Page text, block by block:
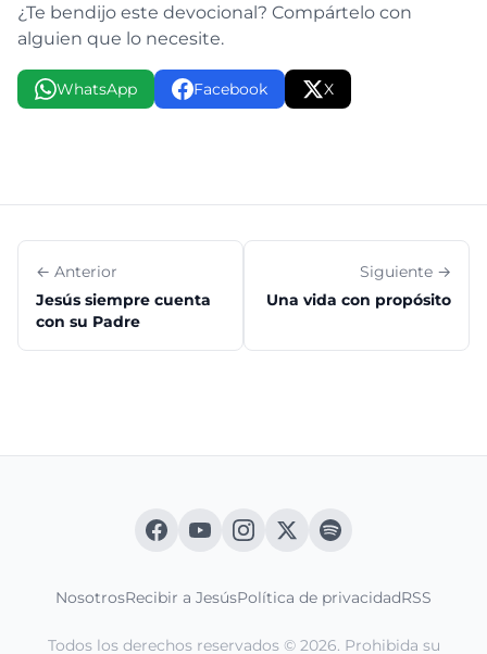
¿Te bendijo este devocional? Compártelo con
alguien que lo necesite.
WhatsApp Facebook X
← Anterior
Jesús siempre cuenta
con su Padre
Siguiente →
Una vida con propósito
NosotrosRecibir a JesúsPolítica de privacidadRSS
Todos los derechos reservados © 2026. Prohibida su